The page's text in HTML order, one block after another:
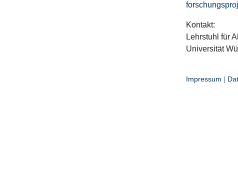
Kontakt:
Lehrstuhl für
Universität
Impressum |